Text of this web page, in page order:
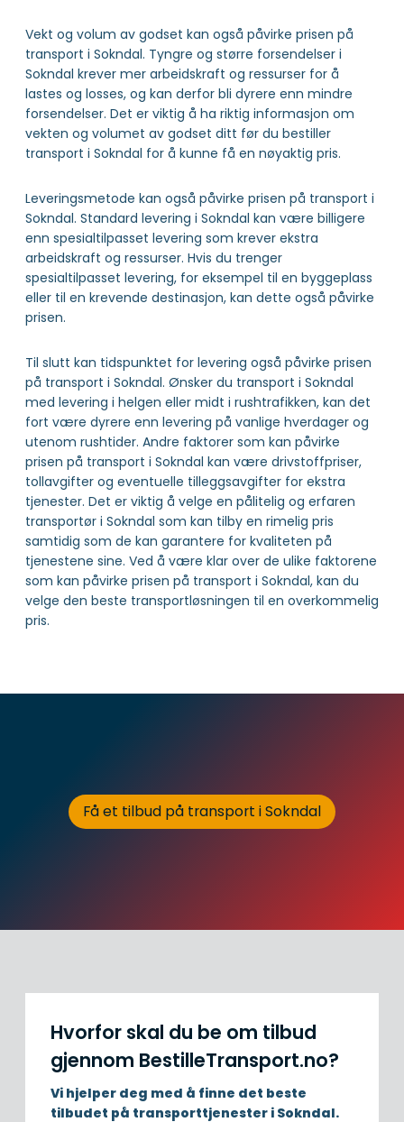
Vekt og volum av godset kan også påvirke prisen på
transport i Sokndal. Tyngre og større forsendelser i
Sokndal krever mer arbeidskraft og ressurser for å
lastes og losses, og kan derfor bli dyrere enn mindre
forsendelser. Det er viktig å ha riktig informasjon om
vekten og volumet av godset ditt før du bestiller
transport i Sokndal for å kunne få en nøyaktig pris.
Leveringsmetode kan også påvirke prisen på transport i
Sokndal. Standard levering i Sokndal kan være billigere
enn spesialtilpasset levering som krever ekstra
arbeidskraft og ressurser. Hvis du trenger
spesialtilpasset levering, for eksempel til en byggeplass
eller til en krevende destinasjon, kan dette også påvirke
prisen.
Til slutt kan tidspunktet for levering også påvirke prisen
på transport i Sokndal. Ønsker du transport i Sokndal
med levering i helgen eller midt i rushtrafikken, kan det
fort være dyrere enn levering på vanlige hverdager og
utenom rushtider. Andre faktorer som kan påvirke
prisen på transport i Sokndal kan være drivstoffpriser,
tollavgifter og eventuelle tilleggsavgifter for ekstra
tjenester. Det er viktig å velge en pålitelig og erfaren
transportør i Sokndal som kan tilby en rimelig pris
samtidig som de kan garantere for kvaliteten på
tjenestene sine. Ved å være klar over de ulike faktorene
som kan påvirke prisen på transport i Sokndal, kan du
velge den beste transportløsningen til en overkommelig
pris.
Få et tilbud på transport i Sokndal
Hvorfor skal du be om tilbud
gjennom BestilleTransport.no?
Vi hjelper deg med å finne det beste
tilbudet på transporttjenester i Sokndal.